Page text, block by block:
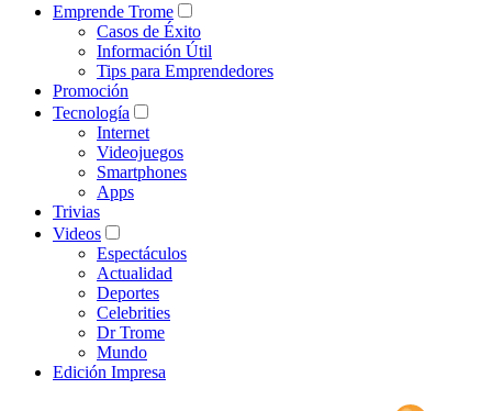
Emprende Trome
Casos de Éxito
Información Útil
Tips para Emprendedores
Promoción
Tecnología
Internet
Videojuegos
Smartphones
Apps
Trivias
Videos
Espectáculos
Actualidad
Deportes
Celebrities
Dr Trome
Mundo
Edición Impresa